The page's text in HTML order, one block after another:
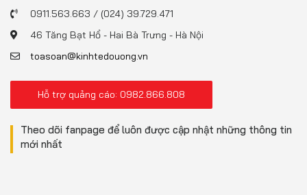
0911.563.663 / (024) 39.729.471
46 Tăng Bạt Hổ - Hai Bà Trưng - Hà Nội
toasoan@kinhtedouong.vn
Hỗ trợ quảng cáo: 0982.866.808
Theo dõi fanpage để luôn được cập nhật những thông tin
mới nhất